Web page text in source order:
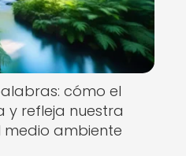
cómo el
y refleja nuestra
medio ambiente